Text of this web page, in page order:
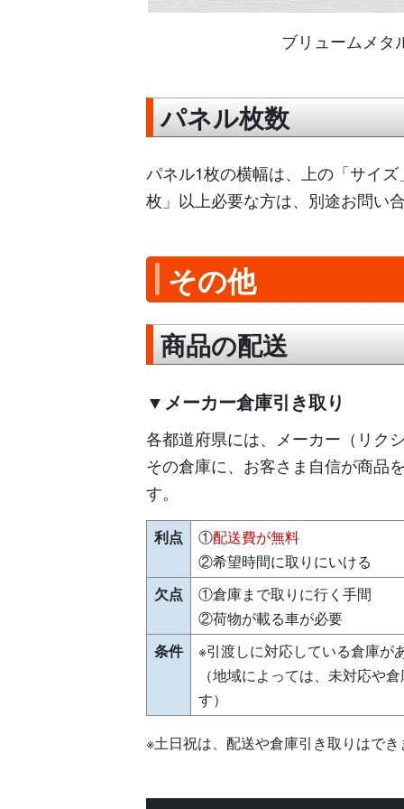
ブリュームメタ
パネル枚数
パネル1枚の横幅は、上の「サイ
枚」以上必要な方は、別途お問い
その他
商品の配送
▼メーカー倉庫引き取り
各都道府県には、メーカー（リク
その倉庫に、お客さま自信が商品
す。
利点 ①配送費が無料
②希望時間に取りにいける
欠点
①倉庫まで取りに行く手間
②荷物が載る車が必要
条件
※引渡しに対応している倉庫が
（地域によっては、未対応や
す）
※土日祝は、配送や倉庫引き取りはで